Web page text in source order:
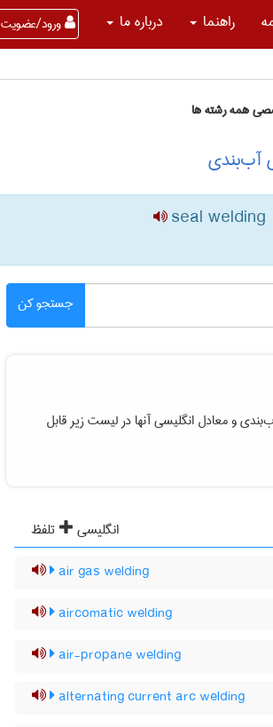
راهنما درباره ما ورود/عضویت
همه رشته ها
آب‌بندی
seal welding
جستجو کن
و معادل انگلیسی آنها در لیست زیر قابل
انگلیسی
تلفظ
air gas welding
aircomatic welding
air-propane welding
alternating current arc welding